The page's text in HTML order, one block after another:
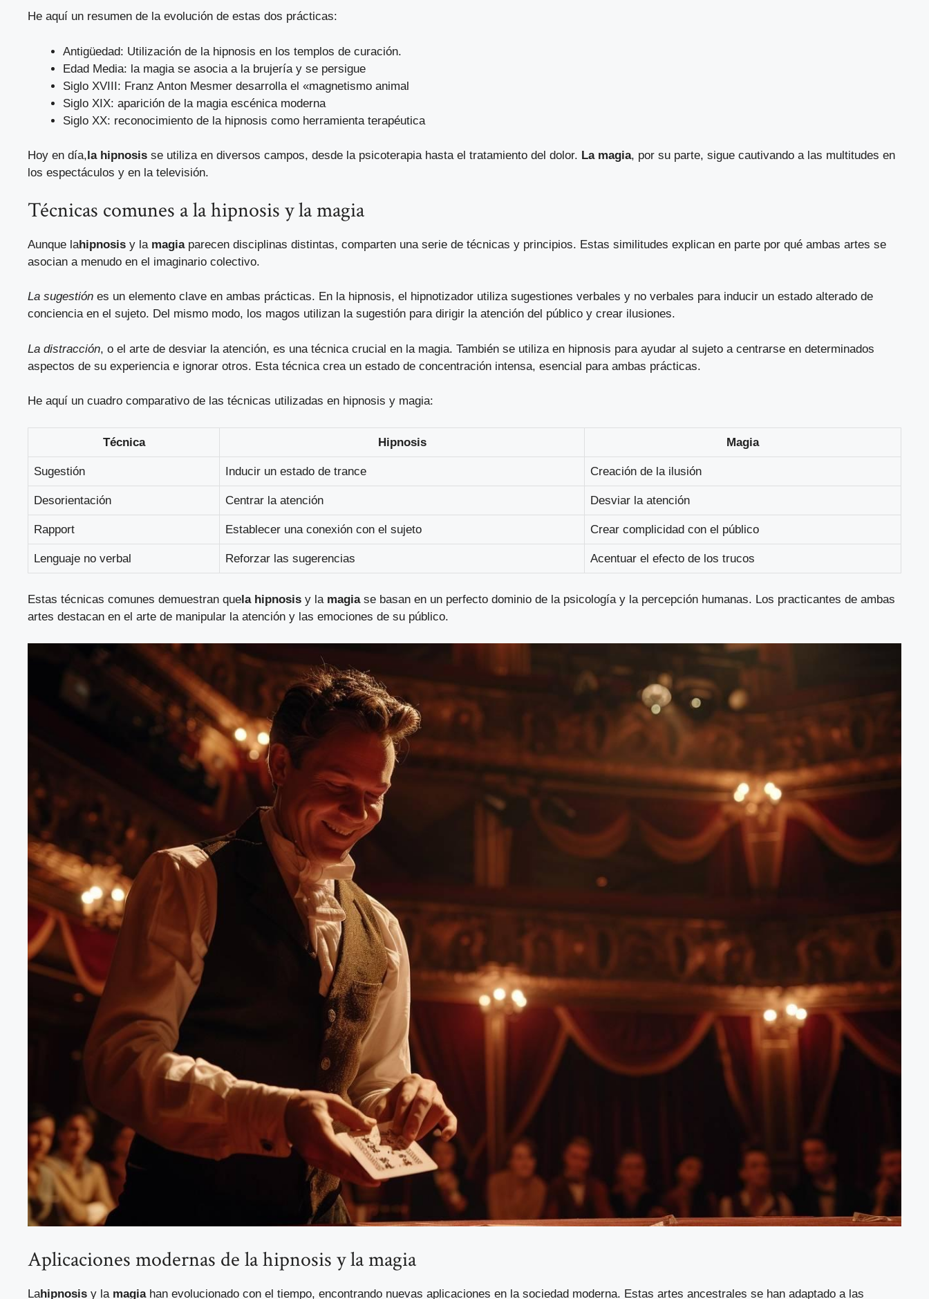
He aquí un resumen de la evolución de estas dos prácticas:
Antigüedad: Utilización de la hipnosis en los templos de curación.
Edad Media: la magia se asocia a la brujería y se persigue
Siglo XVIII: Franz Anton Mesmer desarrolla el «magnetismo animal
Siglo XIX: aparición de la magia escénica moderna
Siglo XX: reconocimiento de la hipnosis como herramienta terapéutica
Hoy en día, la hipnosis se utiliza en diversos campos, desde la psicoterapia hasta el tratamiento del dolor. La magia, por su parte, sigue cautivando a las multitudes en
los espectáculos y en la televisión.
Técnicas comunes a la hipnosis y la magia
Aunque lahipnosis y la magiaparecen disciplinas distintas, comparten una serie de técnicas y principios. Estas similitudes explican en parte por qué ambas artes se
asocian a menudo en el imaginario colectivo.
La sugestión es un elemento clave en ambas prácticas. En la hipnosis, el hipnotizador utiliza sugestiones verbales y no verbales para inducir un estado alterado de
conciencia en el sujeto. Del mismo modo, los magos utilizan la sugestión para dirigir la atención del público y crear ilusiones.
La distracción, o el arte de desviar la atención, es una técnica crucial en la magia. También se utiliza en hipnosis para ayudar al sujeto a centrarse en determinados
aspectos de su experiencia e ignorar otros. Esta técnica crea un estado de concentración intensa, esencial para ambas prácticas.
He aquí un cuadro comparativo de las técnicas utilizadas en hipnosis y magia:
Técnica Hipnosis Magia
Sugestión Inducir un estado de trance Creación de la ilusión
Desorientación Centrar la atención Desviar la atención
Rapport Establecer una conexión con el sujeto Crear complicidad con el público
Lenguaje no verbal Reforzar las sugerencias Acentuar el efecto de los trucos
Estas técnicas comunes demuestran que la hipnosis y la magiase basan en un perfecto dominio de la psicología y la percepción humanas. Los practicantes de ambas
artes destacan en el arte de manipular la atención y las emociones de su público.
Aplicaciones modernas de la hipnosis y la magia
Lahipnosis y la magiahan evolucionado con el tiempo, encontrando nuevas aplicaciones en la sociedad moderna. Estas artes ancestrales se han adaptado a las